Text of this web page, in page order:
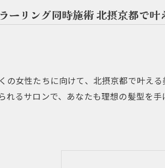
ーリング同時施術 北摂京都で叶
の女性たちに向けて、北摂京都で叶え
れるサロンで、あなたも理想の髪型を